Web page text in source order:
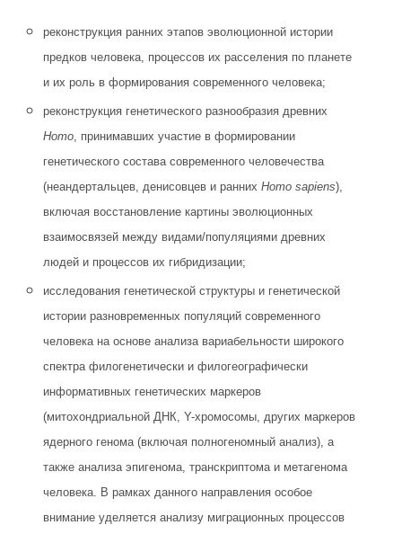
реконструкция ранних этапов эволюционной истории
предков человека, процессов их расселения по планете
и их роль в формирования современного человека;
реконструкция генетического разнообразия древних
Homo , принимавших участие в формировании
генетического состава современного человечества
(неандертальцев, денисовцев и раннихHomo sapiens),
включая восстановление картины эволюционных
взаимосвязей между видами/популяциями древних
людей и процессов их гибридизации;
исследования генетической структуры и генетической
истории разновременных популяций современного
человека на основе анализа вариабельности широкого
спектра филогенетически и филогеографически
информативных генетических маркеров
(митохондриальной ДНК, Y-хромосомы, других маркеров
ядерного генома (включая полногеномный анализ), а
также анализа эпигенома, транскриптома и метагенома
человека. В рамках данного направления особое
внимание уделяется анализу миграционных процессов